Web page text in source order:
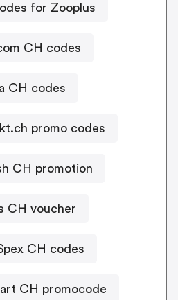
for Zooplus
CH codes
CH codes
promo codes
CH promotion
CH voucher
CH codes
CH promocode